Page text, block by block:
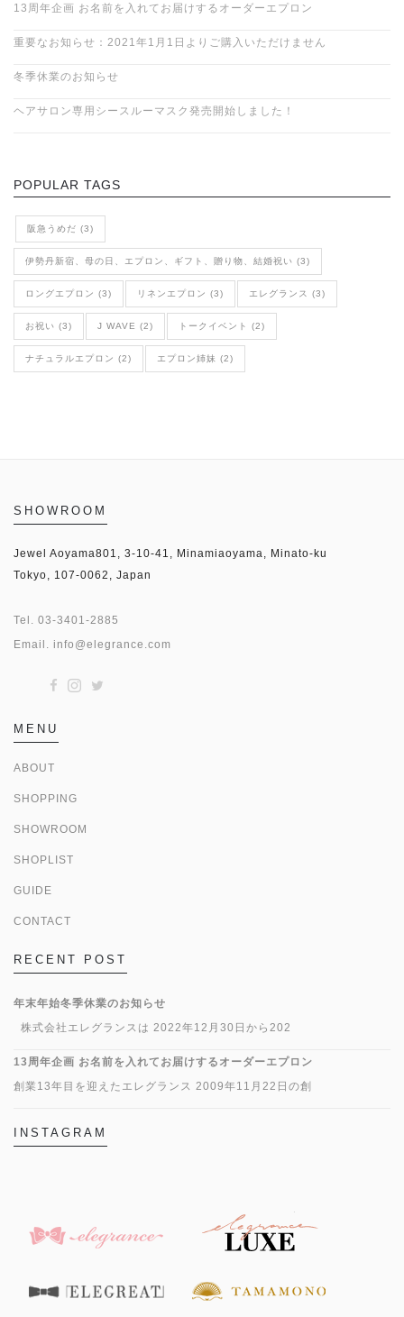
13周年企画 お名前を入れてお届けするオーダーエプロン
重要なお知らせ：2021年1月1日よりご購入いただけません
冬季休業のお知らせ
ヘアサロン専用シースルーマスク発売開始しました！
POPULAR TAGS
阪急うめだ (3)
伊勢丹新宿、母の日、エプロン、ギフト、贈り物、結婚祝い (3)
ロングエプロン (3) リネンエプロン (3) エレグランス (3)
お祝い (3) J WAVE (2) トークイベント (2)
ナチュラルエプロン (2) エプロン姉妹 (2)
SHOWROOM
Jewel Aoyama801, 3-10-41, Minamiaoyama, Minato-ku
Tokyo, 107-0062, Japan
Tel. 03-3401-2885
Email. info@elegrance.com
MENU
ABOUT
SHOPPING
SHOWROOM
SHOPLIST
GUIDE
CONTACT
RECENT POST
年末年始冬季休業のお知らせ
株式会社エレグランスは 2022年12月30日から202
13周年企画 お名前を入れてお届けするオーダーエプロン
創業13年目を迎えたエレグランス 2009年11月22日の創
INSTAGRAM